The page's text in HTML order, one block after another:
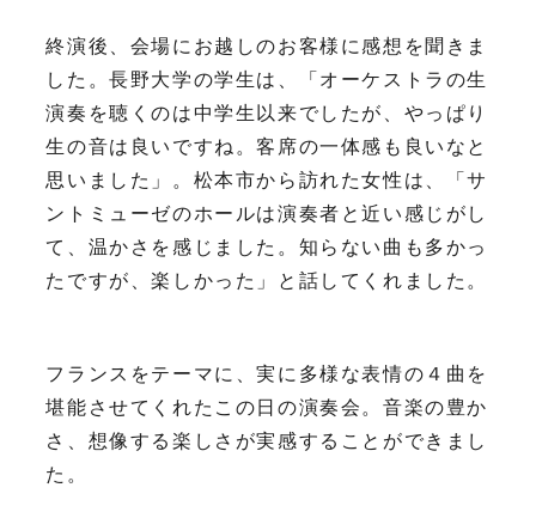
終演後、会場にお越しのお客様に感想を聞きま
した。長野大学の学生は、「オーケストラの生
演奏を聴くのは中学生以来でしたが、やっぱり
生の音は良いですね。客席の一体感も良いなと
思いました」。松本市から訪れた女性は、「サ
ントミューゼのホールは演奏者と近い感じがし
て、温かさを感じました。知らない曲も多かっ
たですが、楽しかった」と話してくれました。
フランスをテーマに、実に多様な表情の４曲を
堪能させてくれたこの日の演奏会。音楽の豊か
さ、想像する楽しさが実感することができまし
た。